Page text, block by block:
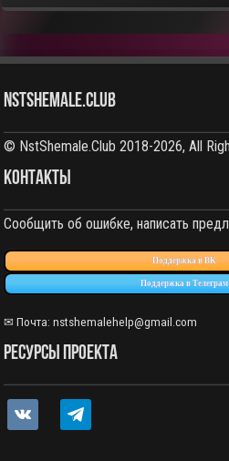
NstShemale.Club
© NstShemale.Club 2018-2026, All
КОНТАКТЫ
Сообщить об ошибке, написать
Поддержка в ВК
Поддержка в Телеграм
✉ Почта:nstshemalehelp@gmail.com
РЕСУРСЫ ПРОЕКТА
vkontakte telegram